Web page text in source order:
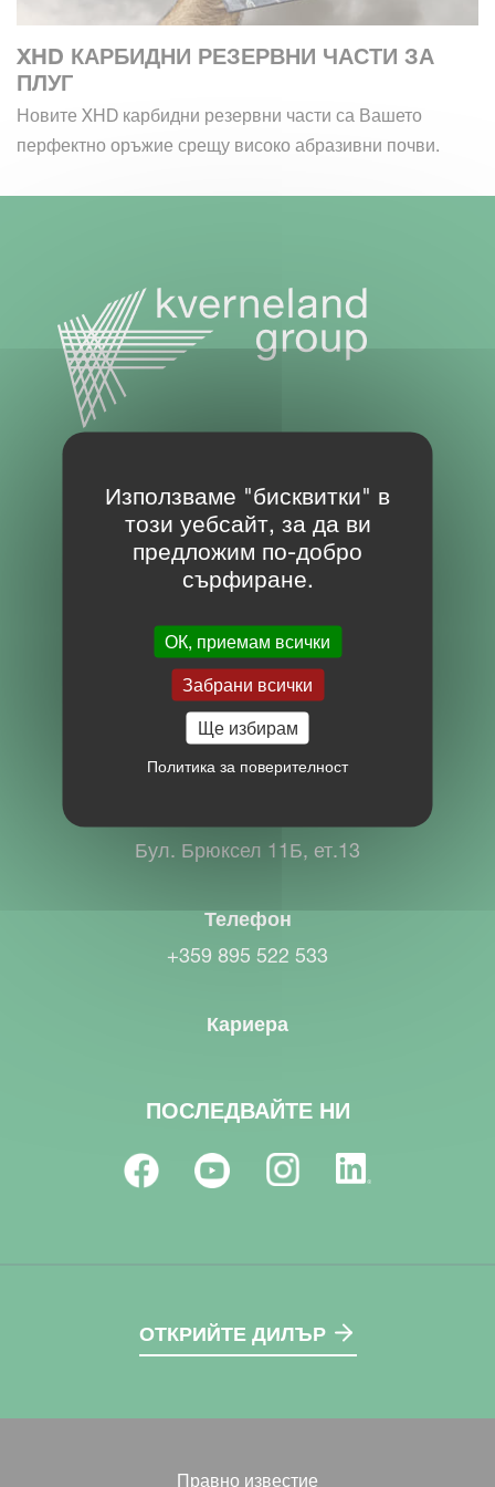
XHD КАРБИДНИ РЕЗЕРВНИ ЧАСТИ ЗА
ПЛУГ
Новите XHD карбидни резервни части са Вашето
перфектно оръжие срещу високо абразивни почви.
КАРТА НА САЙТА
Download Center
Портал
КОНТАКТ
НИК
София, България
Бул. Брюксел 11Б, ет.13
Телефон
+359 895 522 533
Кариера
ПОСЛЕДВАЙТЕ НИ
ОТКРИЙТЕ ДИЛЪР
Правно известие
Използваме "бисквитки" в
този уебсайт, за да ви
предложим по-добро
сърфиране.
ОК, приемам всички
Забрани всички
Ще избирам
Политика за поверителност